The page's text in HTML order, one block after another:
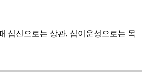
십신으로는 상관, 십이운성으로는 목